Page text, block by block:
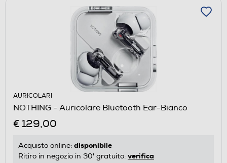
AURICOLARI
NOTHING - Auricolare Bluetooth Ear-Bianco
€ 129,00
Acquisto online: disponibile
Ritiro in negozio in 30' gratuito: verifica